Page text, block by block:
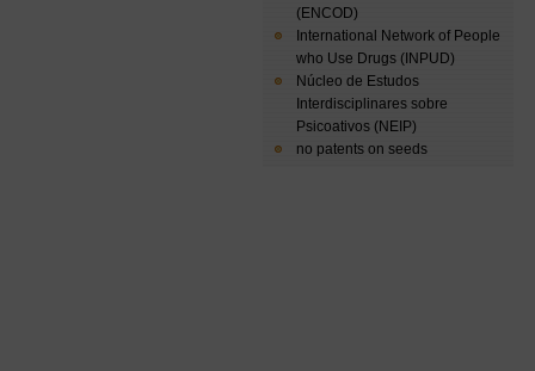
(ENCOD)
International Network of People
who Use Drugs (INPUD)
Núcleo de Estudos
Interdisciplinares sobre
Psicoativos (NEIP)
no patents on seeds